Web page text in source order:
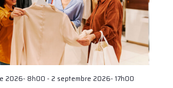
2026- 8h00 - 2 septembre 2026- 17h00